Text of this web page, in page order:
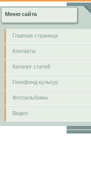
Меню сайта
Главная страница
Контакты
Каталог статей
Генофонд культур
Фотоальбомы
Видео